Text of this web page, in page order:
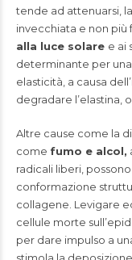
tende ad attenuarsi,
invecchiata e non più
alla luce solare e ai
determinante per
elasticità, a causa
degradare l’elastina,
Altre cause come la
come fumo e alcol,
radicali liberi,
conformazione
collagene. Levigare
cellule morte
per dare impulso a